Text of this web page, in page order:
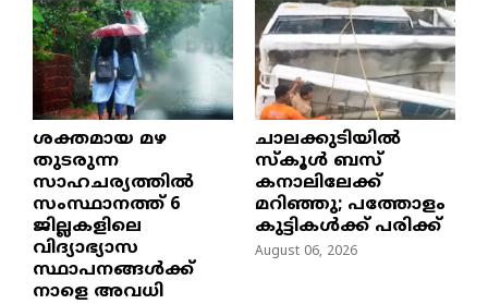
ശക്തമായ മഴ
തുടരുന്ന
സാഹചര്യത്തിൽ
സംസ്ഥാനത്ത് 6
ജില്ലകളിലെ
വിദ്യാഭ്യാസ
സ്ഥാപനങ്ങൾക്ക്
നാളെ അവധി
ചാലക്കുടിയിൽ
സ്കൂൾ ബസ്
കനാലിലേക്ക്
മറിഞ്ഞു; പത്തോളം
കുട്ടികൾക്ക് പരിക്ക്
August 06, 2026